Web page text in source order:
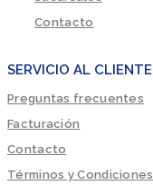
Contacto
SERVICIO AL CLIENTE
Preguntas frecuentes
Facturación
Contacto
Términos y Condiciones